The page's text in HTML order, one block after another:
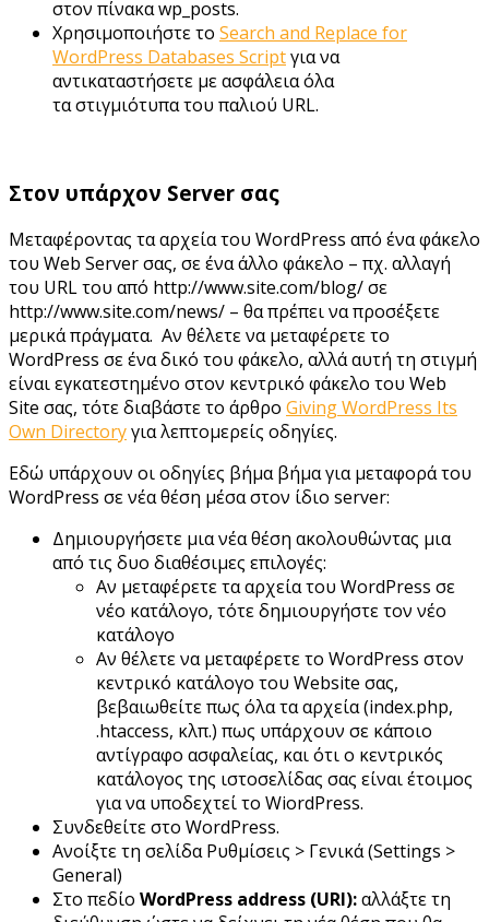
στον πίνακα wp_posts.
Χρησιμοποιήστε το Search and Replace for
WordPress Databases Scriptγια να
αντικαταστήσετε με ασφάλεια όλα
τα στιγμιότυπα του παλιού URL.
Στον υπάρχον Server σας
Μεταφέροντας τα αρχεία του WordPress από ένα φάκελο
του Web Server σας, σε ένα άλλο φάκελο – πχ. αλλαγή
του URL του από http://www.site.com/blog/ σε
http://www.site.com/news/ – θα πρέπει να προσέξετε
μερικά πράγματα. Αν θέλετε να μεταφέρετε το
WordPress σε ένα δικό του φάκελο, αλλά αυτή τη στιγμή
είναι εγκατεστημένο στον κεντρικό φάκελο του Web
Site σας, τότε διαβάστε το άρθρο Giving WordPress Its
Own Directoryγια λεπτομερείς οδηγίες.
Εδώ υπάρχουν οι οδηγίες βήμα βήμα για μεταφορά του
WordPress σε νέα θέση μέσα στον ίδιο server:
Δημιουργήσετε μια νέα θέση ακολουθώντας μια
από τις δυο διαθέσιμες επιλογές:
Αν μεταφέρετε τα αρχεία του WordPress σε
νέο κατάλογο, τότε δημιουργήστε τον νέο
κατάλογο
Αν θέλετε να μεταφέρετε το WordPress στον
κεντρικό κατάλογο του Website σας,
βεβαιωθείτε πως όλα τα αρχεία (index.php,
.htaccess, κλπ.) πως υπάρχουν σε κάποιο
αντίγραφο ασφαλείας, και ότι ο κεντρικός
κατάλογος της ιστοσελίδας σας είναι έτοιμος
για να υποδεχτεί το WiordPress.
Συνδεθείτε στο WordPress.
Ανοίξτε τη σελίδα Ρυθμίσεις > Γενικά (Settings >
General)
Στο πεδίο WordPress address (URI):αλλάξτε τη